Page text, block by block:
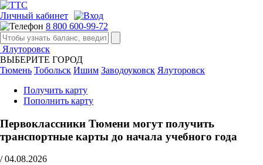
Личный кабинет
8 800 600-99-72
Ялуторовск
ВЫБЕРИТЕ ГОРОД
Тюмень Тобольск Ишим Заводоуковск Ялуторовск
Получить карту
Пополнить карту
Первоклассники Тюмени могут получить
транспортные карты до начала учебного года
/ 04.08.2026